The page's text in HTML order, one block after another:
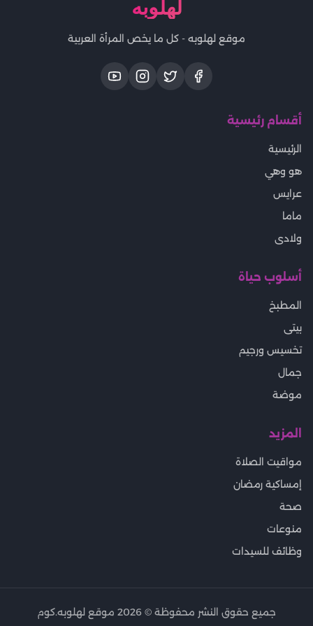
لهلوبه
موقع لهلوبه - كل ما يخص المرأة العربية
أقسام رئيسية
الرئيسية
هو وهي
عرايس
ماما
ولادى
أسلوب حياة
المطبخ
بيتى
تخسيس ورجيم
جمال
موضة
المزيد
مواقيت الصلاة
إمساكية رمضان
صحة
منوعات
وظائف للسيدات
جميع حقوق النشر محفوظة © 2026 موقع لهلوبه.كوم